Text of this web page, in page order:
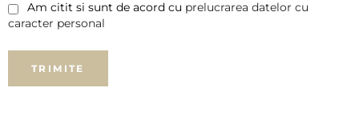
Am citit si sunt de acord cu prelucrarea datelor cu
caracter personal